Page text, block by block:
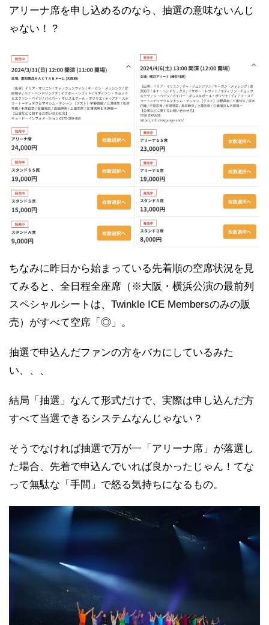
アリーナ席を申し込めるのなら、抽選の意味ないんじ
ゃない！？
ちなみに昨日から始まっている先着順の空席状況を見
てみると、全日程全座席（※大阪・横浜公演の最前列
スペシャルシートは、Twinkle ICE Membersのみの販
売）がすべて空席「◎」。
抽選で申込んだファンの方をバカにしているみた
い、、、
結局「抽選」なんて形式だけで、実際は申し込んだ方
すべて当選できるシステムなんじゃない？
そうでなければ抽選で万が一「アリーナ席」が落選し
た場合、先着で申込んでいれば良かったじゃん！てな
って無駄な「手間」で怒る気持ちになるもの。